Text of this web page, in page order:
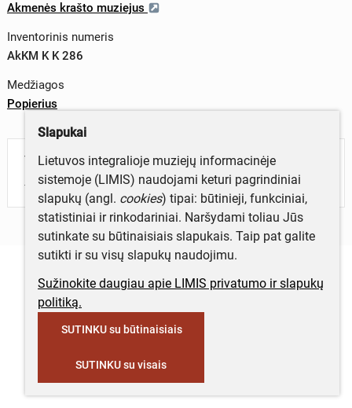
Akmenės krašto muziejus
Inventorinis numeris
AkKM K K 286
Medžiagos
Popierius
Turite daugiau informacijos apie objektą?
Parašykite mums!
Slapukai
Lietuvos integralioje muziejų informacinėje
sistemoje (LIMIS) naudojami keturi pagrindiniai
slapukų (angl. cookies) tipai: būtinieji, funkciniai,
statistiniai ir rinkodariniai. Naršydami toliau Jūs
sutinkate su būtinaisiais slapukais. Taip pat galite
sutikti ir su visų slapukų naudojimu.
Sužinokite daugiau apie LIMIS privatumo ir slapukų
politiką.
SUTINKU su būtinaisiais
SUTINKU su visais